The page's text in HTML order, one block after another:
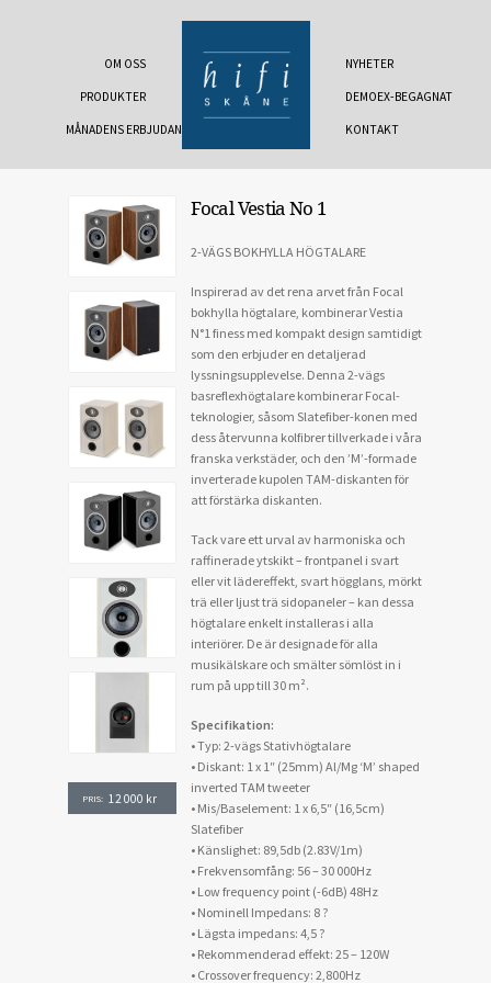
OM OSS
PRODUKTER
MÅNADENS ERBJUDANDE
NYHETER
DEMOEX-BEGAGNAT
KONTAKT
PRIS: 12 000 kr
Focal Vestia No 1
2-VÄGS BOKHYLLA HÖGTALARE
Inspirerad av det rena arvet från Focal
bokhylla högtalare, kombinerar Vestia
N°1 finess med kompakt design samtidigt
som den erbjuder en detaljerad
lyssningsupplevelse. Denna 2-vägs
basreflexhögtalare kombinerar Focal-
teknologier, såsom Slatefiber-konen med
dess återvunna kolfibrer tillverkade i våra
franska verkstäder, och den ’M’-formade
inverterade kupolen TAM-diskanten för
att förstärka diskanten.
Tack vare ett urval av harmoniska och
raffinerade ytskikt – frontpanel i svart
eller vit lädereffekt, svart högglans, mörkt
trä eller ljust trä sidopaneler – kan dessa
högtalare enkelt installeras i alla
interiörer. De är designade för alla
musikälskare och smälter sömlöst in i
rum på upp till 30 m².
Specifikation:
• Typ: 2-vägs Stativhögtalare
• Diskant: 1 x 1″ (25mm) Al/Mg ‘M’ shaped
inverted TAM tweeter
• Mis/Baselement: 1 x 6,5″ (16,5cm)
Slatefiber
• Känslighet: 89,5db (2.83V/1m)
• Frekvensomfång: 56 – 30 000Hz
• Low frequency point (-6dB) 48Hz
• Nominell Impedans: 8 ?
• Lägsta impedans: 4,5 ?
• Rekommenderad effekt: 25 – 120W
• Crossover frequency: 2,800Hz